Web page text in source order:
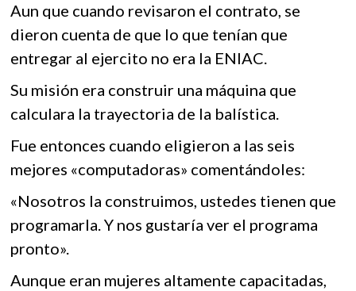
Aun que cuando revisaron el contrato, se
dieron cuenta de que lo que tenían que
entregar al ejercito no era la ENIAC.
Su misión era construir una máquina que
calculara la trayectoria de la balística.
Fue entonces cuando eligieron a las seis
mejores «computadoras» comentándoles:
«Nosotros la construimos, ustedes tienen que
programarla. Y nos gustaría ver el programa
pronto».
Aunque eran mujeres altamente capacitadas,